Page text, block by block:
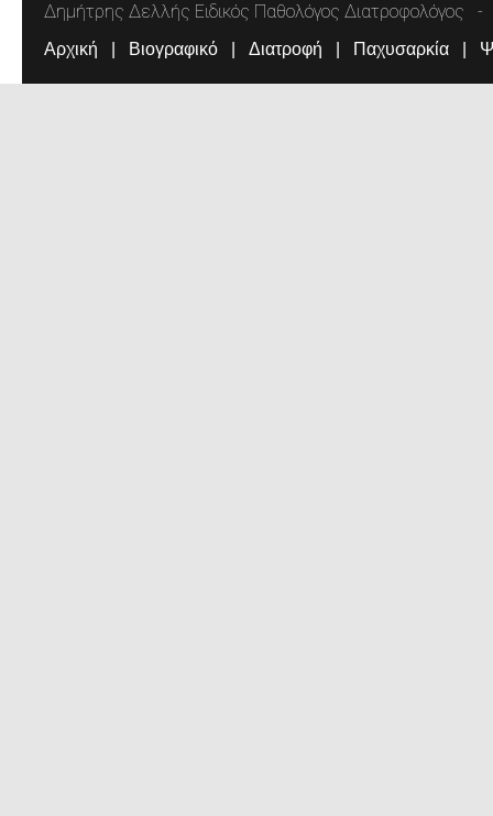
Δημήτρης Δελλής Ειδικός Παθολόγος Διατροφολόγος
Αρχική Βιογραφικό Διατροφή Παχυσαρκία